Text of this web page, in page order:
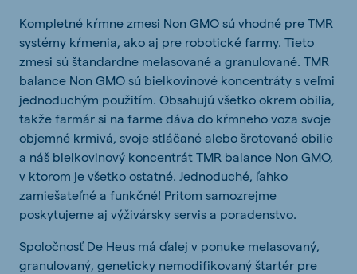
Kompletné kŕmne zmesi Non GMO sú vhodné pre TMR
systémy kŕmenia, ako aj pre robotické farmy. Tieto
zmesi sú štandardne melasované a granulované. TMR
balance Non GMO sú bielkovinové koncentráty s veľmi
jednoduchým použitím. Obsahujú všetko okrem obilia,
takže farmár si na farme dáva do kŕmneho voza svoje
objemné krmivá, svoje stláčané alebo šrotované obilie
a náš bielkovinový koncentrát TMR balance Non GMO,
v ktorom je všetko ostatné. Jednoduché, ľahko
zamiešateľné a funkčné! Pritom samozrejme
poskytujeme aj výživársky servis a poradenstvo.
Spoločnosť De Heus má ďalej v ponuke melasovaný,
granulovaný, geneticky nemodifikovaný štartér pre